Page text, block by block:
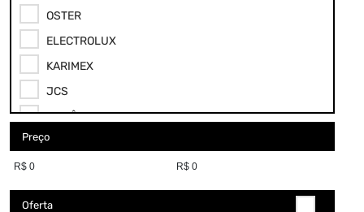
OSTER
ELECTROLUX
KARIMEX
JCS
BRITÂNIA
PHILCO
Preço
Oferta